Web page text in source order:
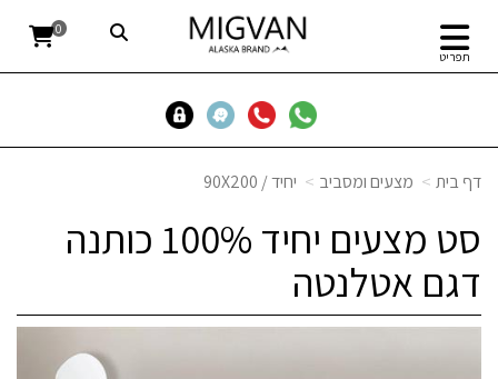
תפריט
0
דף בית מצעים ומסביב יחיד / 90X200
סט מצעים יחיד 100% כותנה
דגם אטלנטה